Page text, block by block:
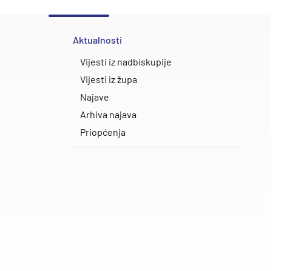
Aktualnosti
Vijesti iz nadbiskupije
Vijesti iz župa
Najave
Arhiva najava
Priopćenja